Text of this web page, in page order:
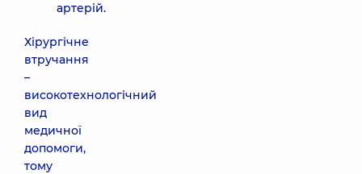
артерій.
Хірургічне
втручання
–
високотехнологічний
вид
медичної
допомоги,
тому